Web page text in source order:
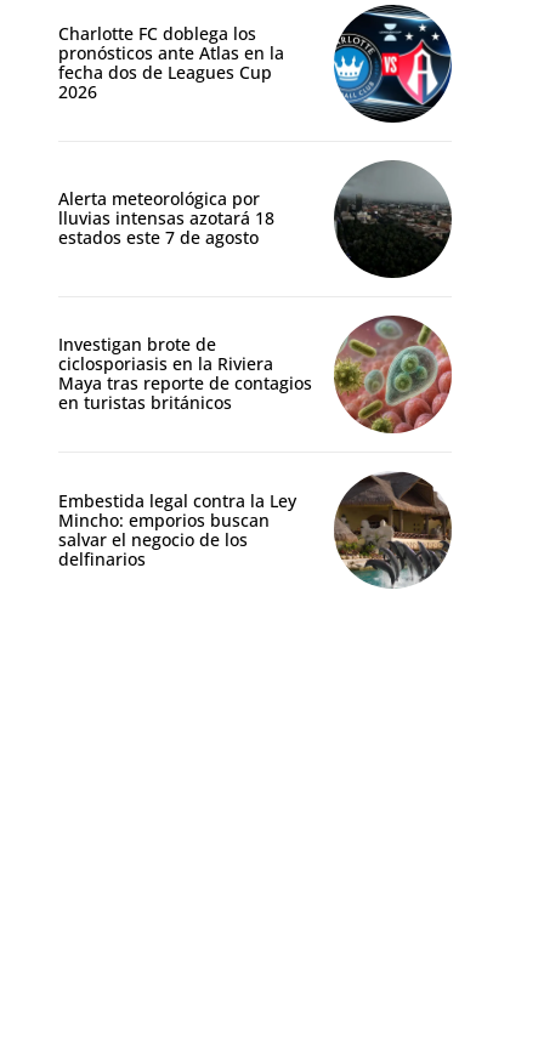
Charlotte FC doblega los
pronósticos ante Atlas en la
fecha dos de Leagues Cup
2026
Alerta meteorológica por
lluvias intensas azotará 18
estados este 7 de agosto
Investigan brote de
ciclosporiasis en la Riviera
Maya tras reporte de contagios
en turistas británicos
Embestida legal contra la Ley
Mincho: emporios buscan
salvar el negocio de los
delfinarios